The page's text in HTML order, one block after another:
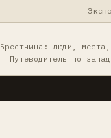
Брестчина: люди,
Путеводитель по